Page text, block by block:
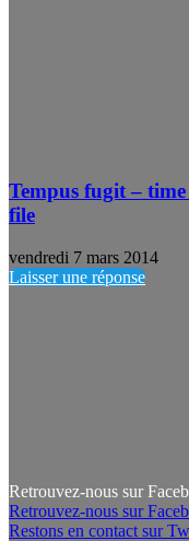
Tempus fugit –
file
vendredi 7 mars 2014
Laisser une réponse
Retrouvez-nous sur
Retrouvez-nous sur
Restons en contact sur